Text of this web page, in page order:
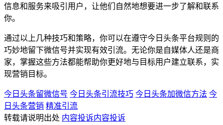
信息和服务来吸引用户，让他们自然地想要进一步了解和联系
你。
通过以上几种技巧和策略，你可以在遵守今日头条平台规则的
巧妙地留下微信号并实现有效引流。无论你是自媒体人还是商
家，掌握这些方法都能帮助你更好地与目标用户建立联系，实
现营销目标。
今日头条留微信号 今日头条引流技巧 今日头条加微信方法 今
日头条营销 精准引流
转载请说明出处 内容投诉内容投诉